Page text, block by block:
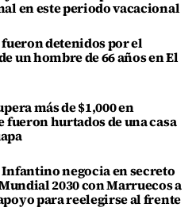
en este periodo vacacional
fueron detenidos por el
un hombre de 66 años en El
más de $1,000 en
fueron hurtados de una casa
negocia en secreto
2030 con Marruecos a
para reelegirse al frente